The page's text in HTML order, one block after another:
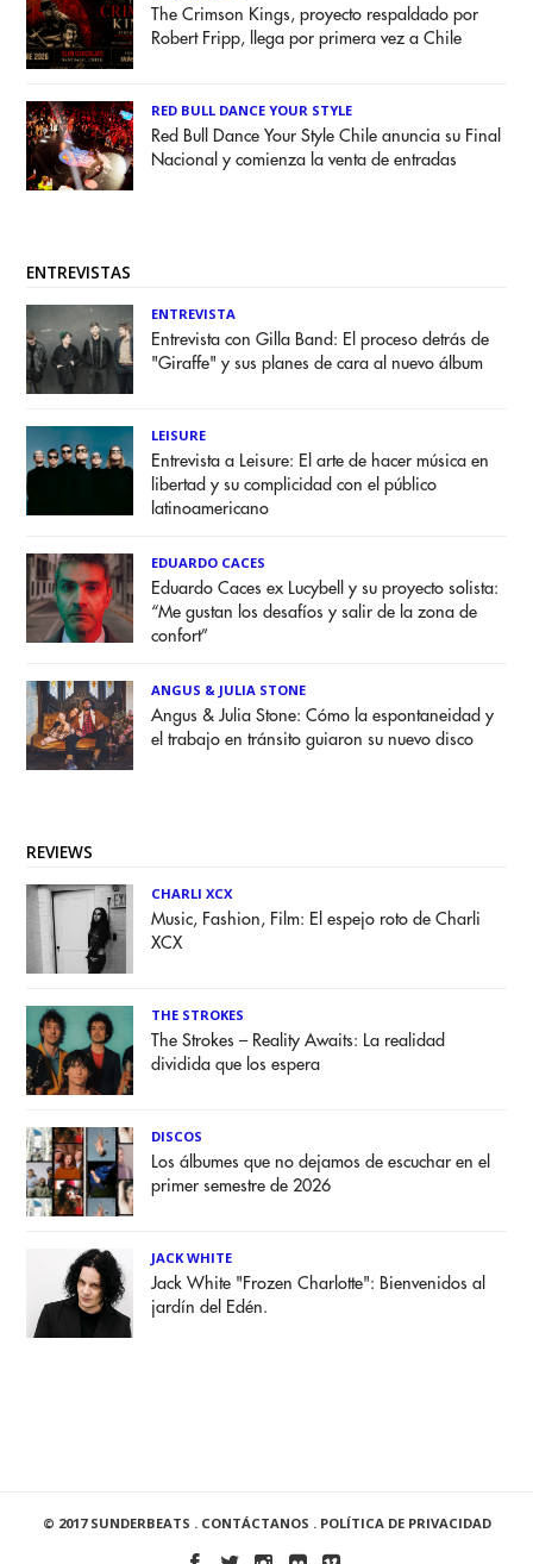
The Crimson Kings, proyecto respaldado por
Robert Fripp, llega por primera vez a Chile
RED BULL DANCE YOUR STYLE
Red Bull Dance Your Style Chile anuncia su Final
Nacional y comienza la venta de entradas
ENTREVISTAS
ENTREVISTA
Entrevista con Gilla Band: El proceso detrás de
"Giraffe" y sus planes de cara al nuevo álbum
LEISURE
Entrevista a Leisure: El arte de hacer música en
libertad y su complicidad con el público
latinoamericano
EDUARDO CACES
Eduardo Caces ex Lucybell y su proyecto solista:
“Me gustan los desafíos y salir de la zona de
confort”
ANGUS & JULIA STONE
Angus & Julia Stone: Cómo la espontaneidad y
el trabajo en tránsito guiaron su nuevo disco
REVIEWS
CHARLI XCX
Music, Fashion, Film: El espejo roto de Charli
XCX
THE STROKES
The Strokes – Reality Awaits: La realidad
dividida que los espera
DISCOS
Los álbumes que no dejamos de escuchar en el
primer semestre de 2026
JACK WHITE
Jack White "Frozen Charlotte": Bienvenidos al
jardín del Edén.
© 2017 SUNDERBEATS . CONTÁCTANOS . POLÍTICA DE PRIVACIDAD